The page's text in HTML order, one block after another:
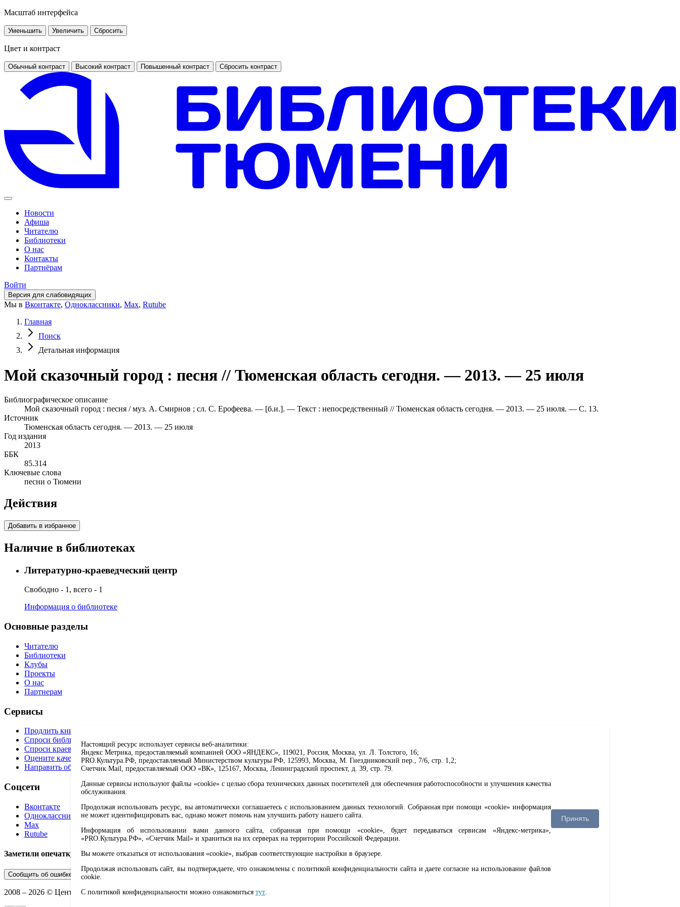
Масштаб интерфейса
Уменьшить Увеличить Сбросить
Цвет и контраст
Обычный контраст Высокий контраст Повышенный контраст Сбросить контраст
Новости
Афиша
Читателю
Библиотеки
О нас
Контакты
Партнёрам
Войти
Версия для слабовидящих
Мы в Вконтакте, Одноклассники, Max, Rutube
Главная
Поиск
Детальная информация
Мой сказочный город : песня // Тюменская область сегодня. — 2013. — 25 июля
Библиографическое описание
Мой сказочный город : песня / муз. А. Смирнов ; сл. С. Ерофеева. — [б.и.]. — Текст : непосредственный // Тюменская область сегодня. — 2013. — 25 июля. — С. 13.
Источник
Тюменская область сегодня. — 2013. — 25 июля
Год издания
2013
ББК
85.314
Ключевые слова
песни о Тюмени
Действия
Добавить в избранное
Наличие в библиотеках
Литературно-краеведческий центр
Свободно - 1, всего - 1
Информация о библиотеке
Основные разделы
Читателю
Библиотеки
Клубы
Проекты
О нас
Партнерам
Сервисы
Продлить книгу
Спроси библиотекаря
Спроси краеведа
Оцените качество услуг
Направить обращение директору
Соцсети
Вконтакте
Одноклассники
Max
Rutube
Заметили опечатку? Выделите текст с ошибкой и нажмите клавиши Ctrl+Enter или ссылку ниже
Сообщить об ошибке
2008 – 2026 © Централизованная городская библиотечная система, 6+
Настоящий ресурс использует сервисы веб-аналитики:
Яндекс Метрика, предоставляемый компанией ООО «ЯНДЕКС», 119021, Россия, Москва, ул. Л. Толстого, 16;
PRO.Культура.РФ, предоставляемый Министерством культуры РФ, 125993, Москва, М. Гнездниковский пер., 7/6, стр. 1,2;
Счетчик Mail, предоставляемый ООО «ВК», 125167, Москва, Ленинградский проспект, д. 39, стр. 79.
Данные сервисы используют файлы «cookie» с целью сбора технических данных посетителей для обеспечения работоспособности и улучшения качества
обслуживания.
Продолжая использовать ресурс, вы автоматически соглашаетесь с использованием данных технологий. Собранная при помощи «cookie» информация
не может идентифицировать вас, однако может помочь нам улучшить работу нашего сайта.
Информация об использовании вами данного сайта, собранная при помощи «cookie», будет передаваться сервисам «Яндекс-метрика»,
«PRO.Культура.РФ», «Счетчик Mail» и храниться на их серверах на территории Российской Федерации.
Вы можете отказаться от использования «cookie», выбрав соответствующие настройки в браузере.
Продолжая использовать сайт, вы подтверждаете, что ознакомлены с политикой конфиденциальности сайта и даете согласие на использование файлов
cookie.
С политикой конфиденциальности можно ознакомиться тут.
Принять